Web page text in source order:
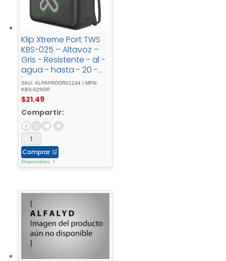
Klip Xtreme Port TWS
KBS-025 – Altavoz –
Gris - Resistente - al -
agua - hasta - 20 -
horas - IPX7
SKU: ALFAPRODR01244 | MPN:
KBS-025GR
$21.49
Compartir:
Comprar 🛒
Disponibles: 1